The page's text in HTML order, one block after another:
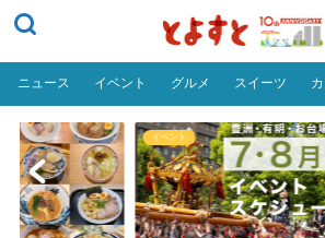
ニュース イベント グルメ スイーツ
イベント